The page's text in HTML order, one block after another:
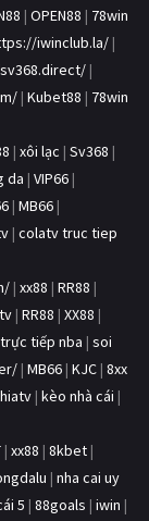
| OPEN88 | 78win
iwinclub.la/ |
|
| Kubet88 | 78win
| xôi lạc | Sv368 |
da | VIP66 |
| MB66 |
| colatv truc tiep
| xx88 | RR88 |
| RR88 | XX88 |
trực tiếp nba | soi
| MB66 | KJC | 8xx
| kèo nhà cái |
| xx88 | 8kbet |
| nha cai uy
5 | 88goals | iwin |